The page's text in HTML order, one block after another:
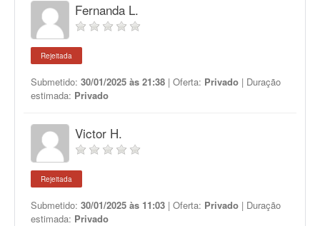
Fernanda L.
Rejeitada
Submetido: 30/01/2025 às 21:38 | Oferta: Privado | Duração
estimada: Privado
Victor H.
Rejeitada
Submetido: 30/01/2025 às 11:03 | Oferta: Privado | Duração
estimada: Privado